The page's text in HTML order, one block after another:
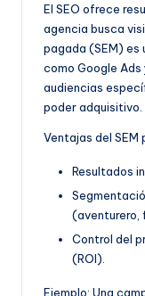
El SEO ofrece
agencia busca
pagada (SEM) es
como Google
audiencias
poder adquisitivo.
Ventajas del SEM
Resultados
(aventurero,
Control del
(ROI).
Ejemplo: Una